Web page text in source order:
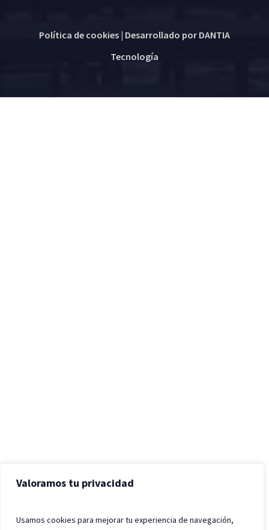
Valoramos tu privacidad
Usamos cookies para mejorar tu experiencia de navegación,
Política de cookies| Desarrollado por DANTIA
Tecnología